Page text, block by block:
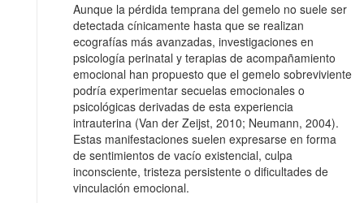
Aunque la pérdida temprana del gemelo no suele ser
detectada cínicamente hasta que se realizan
ecografías más avanzadas, investigaciones en
psicología perinatal y terapias de acompañamiento
emocional han propuesto que el gemelo sobreviviente
podría experimentar secuelas emocionales o
psicológicas derivadas de esta experiencia
intrauterina (Van der Zeijst, 2010; Neumann, 2004).
Estas manifestaciones suelen expresarse en forma
de sentimientos de vacío existencial, culpa
inconsciente, tristeza persistente o dificultades de
vinculación emocional.